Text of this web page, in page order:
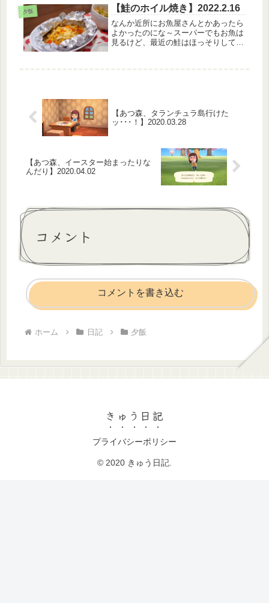
から出してほしい的な、、ｗカルディ
の生パスタ知ってる？100円で買え
る...
夕飯 【鮭のホイル焼き】2022.2.16
なんか近所にお魚屋さんとかあったら
よかったのにな～スーパーでもお魚は
見るけど、最近の鮭はほっそりしてい
【あつ森、タランチュラ島行けた
ッ･･･！】2020.03.28
【あつ森、イースター始まったりな
んだり】2020.04.02
コメント
コメントを書き込む
ホーム 日記 夕飯
きゅう日記
プライバシーポリシー
© 2020 きゅう日記.